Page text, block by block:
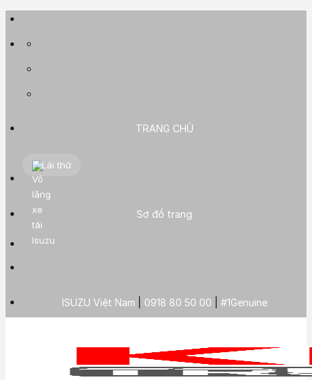
Skip
TRANG CHỦ
Lái thử
Sơ đồ trang
ISUZU Việt Nam 0918 80 50 00 #1Genuine